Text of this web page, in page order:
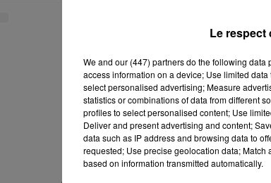
Le respect
We and our (447) partnersdo the following data
access information on a device; Use limited
select personalised advertising; Measure
statistics or combinations of data from different
profiles to select personalised content; Use
Deliver and present advertising and content;
data such as IP address and browsing data to
requested; Use precise geolocation data;
based on information transmitted automatically.